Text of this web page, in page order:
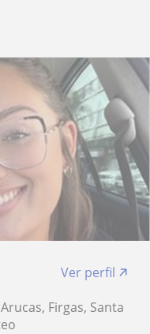
Ver perfil
Firgas, Santa